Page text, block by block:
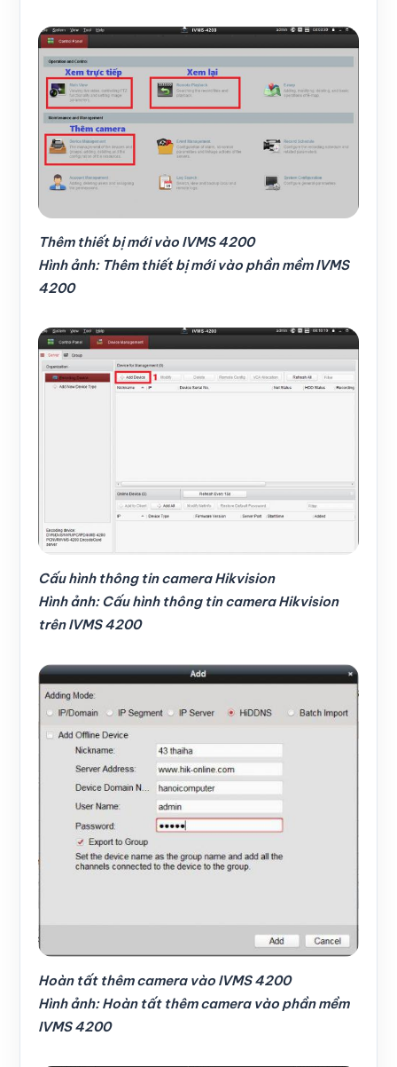
Thêm thiết bị mới vào IVMS 4200
Hình ảnh: Thêm thiết bị mới vào phần mềm IVMS
4200
Cấu hình thông tin camera Hikvision
Hình ảnh: Cấu hình thông tin camera Hikvision
trên IVMS 4200
Hoàn tất thêm camera vào IVMS 4200
Hình ảnh: Hoàn tất thêm camera vào phần mềm
IVMS 4200